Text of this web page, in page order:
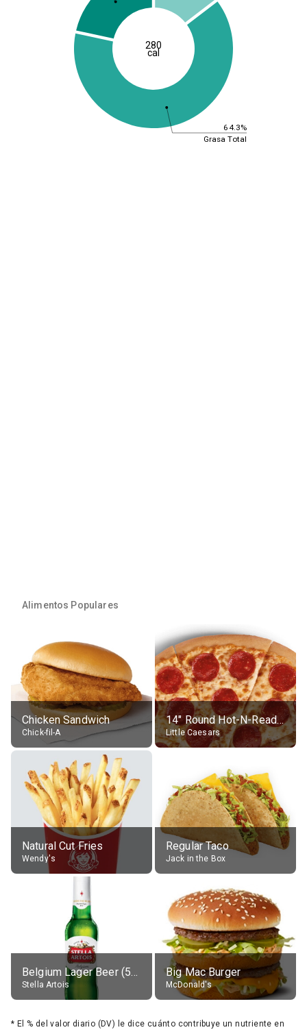
64.3%
Grasa Total
280
cal
Alimentos Populares
Chicken Sandwich
Chick-fil-A
14" Round Hot-N-Ready Pepperoni Pizza
Little Caesars
Natural Cut Fries
Wendy's
Regular Taco
Jack in the Box
Belgium Lager Beer (5% alc.)
Stella Artois
Big Mac Burger
McDonald's
* El % del valor diario (DV) le dice cuánto contribuye un nutriente en